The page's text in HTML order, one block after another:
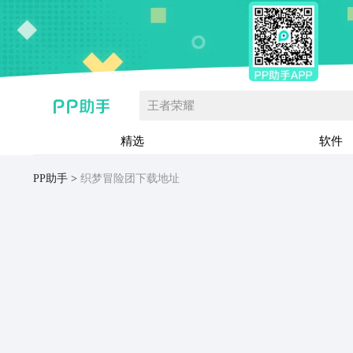
王者荣耀
精选 软件
PP助手 织梦冒险团下载地址